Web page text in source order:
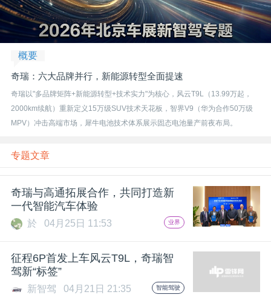
网
开
活
动
心
概要
奇瑞：六大品牌并行，新能源转型全面提速
奇瑞以"多品牌矩阵+新能源转型+技术实力"为核心，风云T9L（13.99万起，
2000km续航）重新定义15万级SUV技术天花板，智界V9（华为合作50万级
MPV）冲击高端市场，犀牛电池技术体系展示固态电池量产前夜布局。
专题文章
奇瑞与高通拓展合作，共同打造新
一代智能汽车体验
於 04月25日 11:53 业界
征程6P首发上车风云T9L，奇瑞智
驾新“标签”
新智驾 04月21日 21:35 智能驾驶